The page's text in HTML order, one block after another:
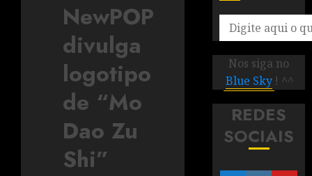
NewPOP
divulga
logotipo
de “Mo
Dao Zu
Shi”
Nos siga no
Blue Sky ! ^^
REDES
SOCIAIS